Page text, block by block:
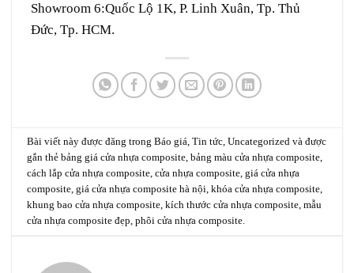
Showroom 6:Quốc Lộ 1K, P. Linh Xuân, Tp. Thủ
Đức, Tp. HCM.
Bài viết này được đăng trongBáo giá,Tin tức,Uncategorized và được
gắn thẻbảng giá cửa nhựa composite,bảng màu cửa nhựa composite,
cách lắp cửa nhựa composite,cửa nhựa composite,giá cửa nhựa
composite,giá cửa nhựa composite hà nội,khóa cửa nhựa composite,
khung bao cửa nhựa composite,kích thước cửa nhựa composite,mẫu
cửa nhựa composite đẹp,phôi cửa nhựa composite.